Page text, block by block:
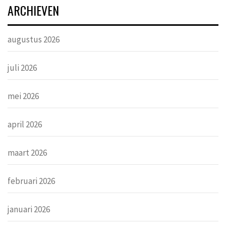
ARCHIEVEN
augustus 2026
juli 2026
mei 2026
april 2026
maart 2026
februari 2026
januari 2026